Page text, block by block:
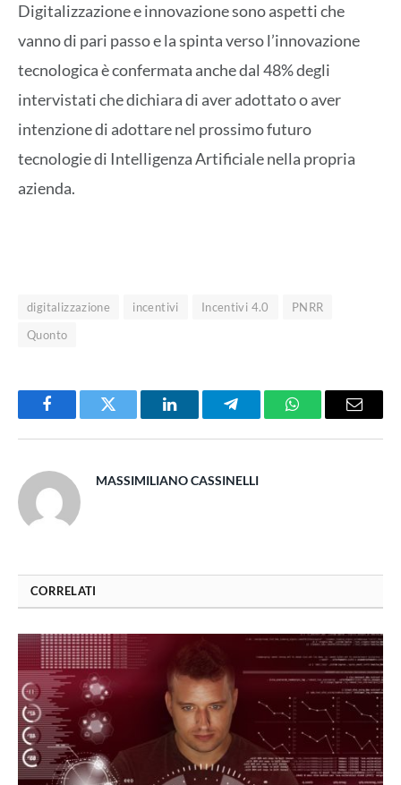
Digitalizzazione e innovazione sono aspetti che
vanno di pari passo e la spinta verso l’innovazione
tecnologica è confermata anche dal 48% degli
intervistati che dichiara di aver adottato o aver
intenzione di adottare nel prossimo futuro
tecnologie di Intelligenza Artificiale nella propria
azienda.
digitalizzazione incentivi Incentivi 4.0
PNRR
Quonto
FacebookTwitter LinkedInTelegramWhatsAppEmail
MASSIMILIANO CASSINELLI
CORRELATI